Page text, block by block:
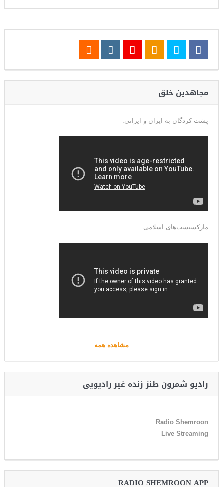
مجاهدین خلق
پشت کردگان به ایران و ایرانی.
مارکسیست‌های اسلامی
مشاهده همه
رادیو شمرون طنز زنده غیر رادیویی
Radio Shemroon
Live Streaming
RADIO SHEMROON APP